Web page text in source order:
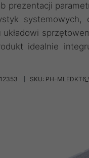
prezentacji
systemowych,
idealnie
SKU: PH-